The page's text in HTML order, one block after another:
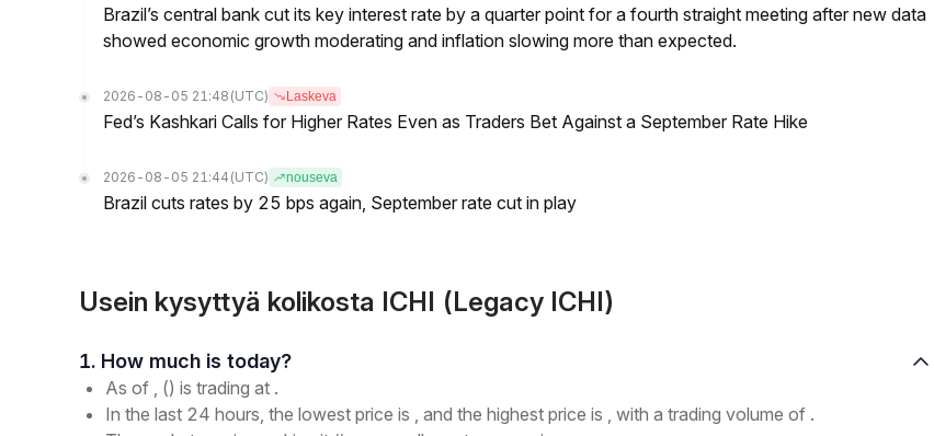
Brazil’s central bank cut its key interest rate by a quarter point for a fourth straight meeting after new data
showed economic growth moderating and inflation slowing more than expected.
2026-08-05 21:48 (UTC) Laskeva
Fed’s Kashkari Calls for Higher Rates Even as Traders Bet Against a September Rate Hike
2026-08-05 21:44 (UTC) nouseva
Brazil cuts rates by 25 bps again, September rate cut in play
Usein kysyttyä kolikosta ICHI (Legacy ICHI)
1. How much is today?
As of , () is trading at .
In the last 24 hours, the lowest price is , and the highest price is , with a trading volume of .